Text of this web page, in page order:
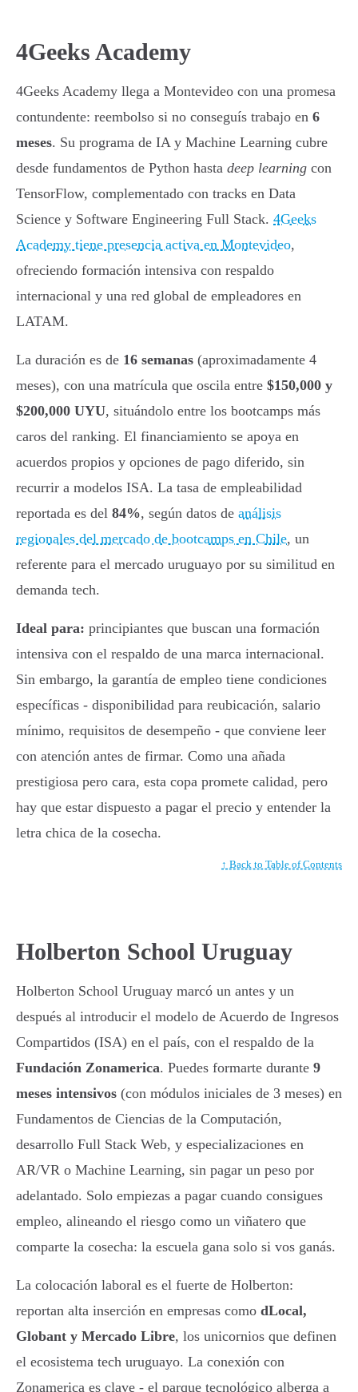
4Geeks Academy
4Geeks Academy llega a Montevideo con una promesa
contundente: reembolso si no conseguís trabajo en 6
meses. Su programa de IA y Machine Learning cubre
desde fundamentos de Python hasta deep learning con
TensorFlow, complementado con tracks en Data
Science y Software Engineering Full Stack. 4Geeks
Academy tiene presencia activa en Montevideo,
ofreciendo formación intensiva con respaldo
internacional y una red global de empleadores en
LATAM.
La duración es de 16 semanas (aproximadamente 4
meses), con una matrícula que oscila entre $150,000 y
$200,000 UYU, situándolo entre los bootcamps más
caros del ranking. El financiamiento se apoya en
acuerdos propios y opciones de pago diferido, sin
recurrir a modelos ISA. La tasa de empleabilidad
reportada es del 84%, según datos de análisis
regionales del mercado de bootcamps en Chile, un
referente para el mercado uruguayo por su similitud en
demanda tech.
Ideal para: principiantes que buscan una formación
intensiva con el respaldo de una marca internacional.
Sin embargo, la garantía de empleo tiene condiciones
específicas - disponibilidad para reubicación, salario
mínimo, requisitos de desempeño - que conviene leer
con atención antes de firmar. Como una añada
prestigiosa pero cara, esta copa promete calidad, pero
hay que estar dispuesto a pagar el precio y entender la
letra chica de la cosecha.
↑ Back to Table of Contents
Holberton School Uruguay
Holberton School Uruguay marcó un antes y un
después al introducir el modelo de Acuerdo de Ingresos
Compartidos (ISA) en el país, con el respaldo de la
Fundación Zonamerica. Puedes formarte durante 9
meses intensivos (con módulos iniciales de 3 meses) en
Fundamentos de Ciencias de la Computación,
desarrollo Full Stack Web, y especializaciones en
AR/VR o Machine Learning, sin pagar un peso por
adelantado. Solo empiezas a pagar cuando consigues
empleo, alineando el riesgo como un viñatero que
comparte la cosecha: la escuela gana solo si vos ganás.
La colocación laboral es el fuerte de Holberton:
reportan alta inserción en empresas como dLocal,
Globant y Mercado Libre, los unicornios que definen
el ecosistema tech uruguayo. La conexión con
Zonamerica es clave - el parque tecnológico alberga a